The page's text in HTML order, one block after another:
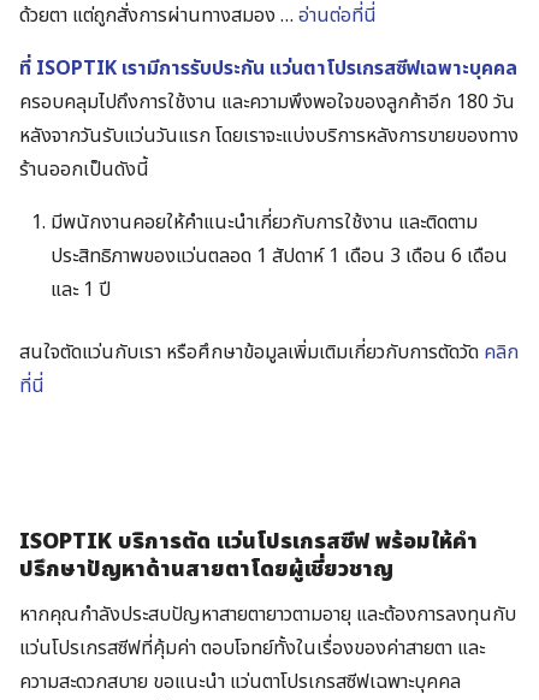
Search
ด้วยตา แต่ถูกสั่งการผ่านทางสมอง … อ่านต่อที่นี่
ที่ ISOPTIK เรามีการรับประกัน แว่นตาโปรเกรสซีฟเฉพาะบุคคล
ครอบคลุมไปถึงการใช้งาน และความพึงพอใจของลูกค้าอีก 180 วัน
หลังจากวันรับแว่นวันแรก โดยเราจะแบ่งบริการหลังการขายของทาง
ร้านออกเป็นดังนี้
มีพนักงานคอยให้คำแนะนำเกี่ยวกับการใช้งาน และติดตาม
ประสิทธิภาพของแว่นตลอด 1 สัปดาห์ 1 เดือน 3 เดือน 6 เดือน
และ 1 ปี
สนใจตัดแว่นกับเรา หรือศึกษาข้อมูลเพิ่มเติมเกี่ยวกับการตัดวัด คลิก
ที่นี่
ISOPTIK บริการตัด แว่นโปรเกรสซีฟ พร้อมให้คำ
ปรึกษาปัญหาด้านสายตาโดยผู้เชี่ยวชาญ
หากคุณกำลังประสบปัญหาสายตายาวตามอายุ และต้องการลงทุนกับ
แว่นโปรเกรสซีฟที่คุ้มค่า ตอบโจทย์ทั้งในเรื่องของค่าสายตา และ
ความสะดวกสบาย ขอแนะนำ แว่นตาโปรเกรสซีฟเฉพาะบุคคล